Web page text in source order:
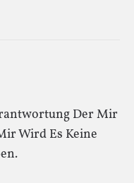
Der Mir
Wird Es Keine